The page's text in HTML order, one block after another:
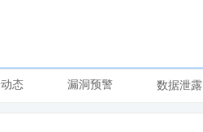
态 漏洞预警 数据泄露